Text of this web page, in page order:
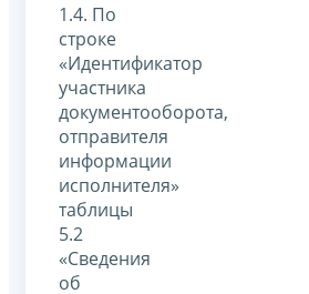
1.4. По
строке
«Идентификатор
участника
документооборота,
отправителя
информации
исполнителя»
таблицы
5.2
«Сведения
об